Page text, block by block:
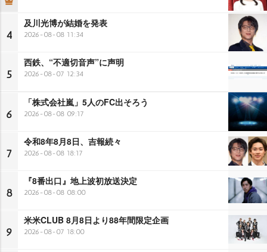
4
及川光博が結婚を発表
2026-08-08 11:34
5
西鉄、“不適切音声”に声明
2026-08-07 12:34
6
「株式会社嵐」5人のFC出そろう
2026-08-08 09:17
7
令和8年8月8日、吉報続々
2026-08-08 18:17
8
『8番出口』地上波初放送決定
2026-08-08 08:00
9
米米CLUB 8月8日より88年間限定企画
2026-08-07 18:00